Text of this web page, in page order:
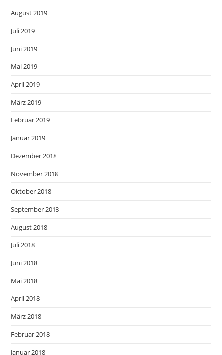
August 2019
Juli 2019
Juni 2019
Mai 2019
April 2019
März 2019
Februar 2019
Januar 2019
Dezember 2018
November 2018
Oktober 2018
September 2018
August 2018
Juli 2018
Juni 2018
Mai 2018
April 2018
März 2018
Februar 2018
Januar 2018